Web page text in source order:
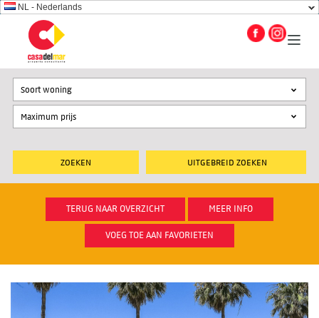
NL - Nederlands
UITGEBREID ZOEKEN
Soort woning
TERUG NAAR OVERZICHT MEER INFO
VOEG TOE AAN FAVORIETEN